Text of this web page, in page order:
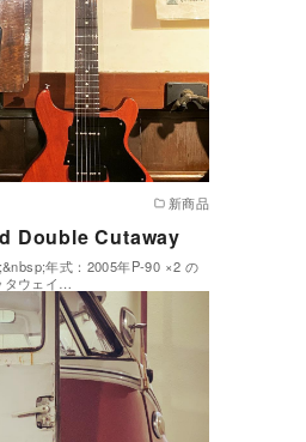
新商品
Double Cutaway
年式：2005年P-90 ×2 の
ウェイ…